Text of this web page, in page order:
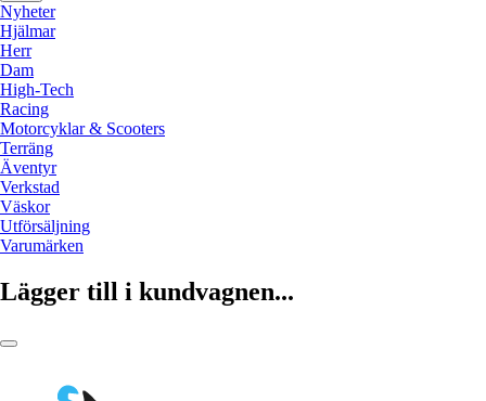
Nyheter
Hjälmar
Herr
Dam
High-Tech
Racing
Motorcyklar & Scooters
Terräng
Äventyr
Verkstad
Väskor
Utförsäljning
Varumärken
Lägger till i kundvagnen...